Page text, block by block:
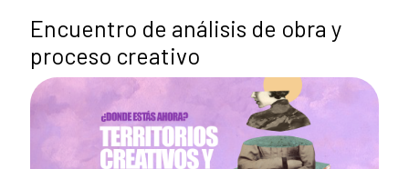
Encuentro de análisis de obra y
proceso creativo